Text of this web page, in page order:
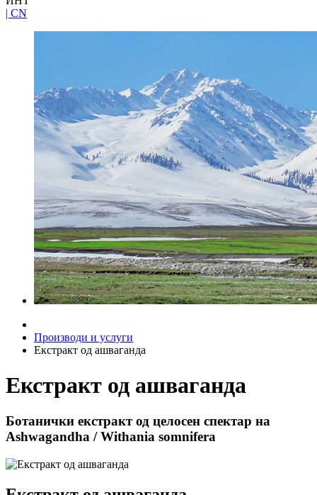
| CN
Производи и услуги
Екстракт од ашваганда
Екстракт од ашваганда
Ботанички екстракт од целосен спектар на
Ashwagandha / Withania somnifera